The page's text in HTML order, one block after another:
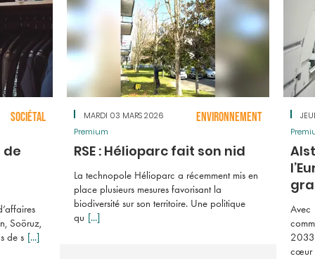
de
Soöruz,
de s [...]
SOCIÉTAL MARDI 03 MARS 2026
RSE : Hélioparc fait son nid
La technopole Hélioparc a récemment mis en
place plusieurs mesures favorisant la
biodiversité sur son territoire. Une politique
qu [...]
ENVIRONNEMENT
Premium
Avec
cœur